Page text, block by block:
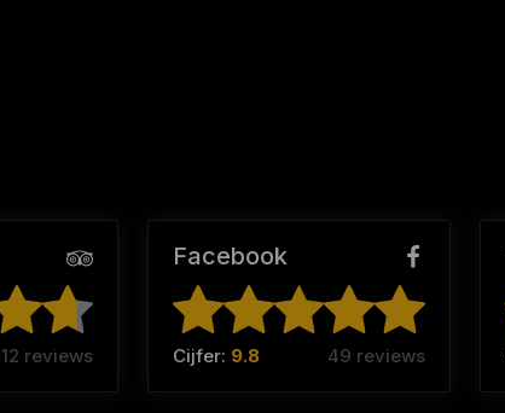
12 reviews
Facebook
Cijfer: 9.8 49 reviews